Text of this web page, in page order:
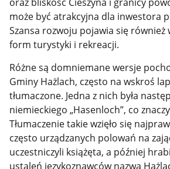
może być atrakcyjna dla inwestora
Szansa rozwoju pojawia się również
form turystyki i rekreacji.
Różne są domniemane wersje
Gminy Hażlach, często na wskroś
tłumaczone. Jedna z nich była
niemieckiego „Hasenloch”, co
Tłumaczenie takie wzięło się
często urządzanych polowań na
uczestniczyli książęta, a później
ustaleń językoznawców nazwa